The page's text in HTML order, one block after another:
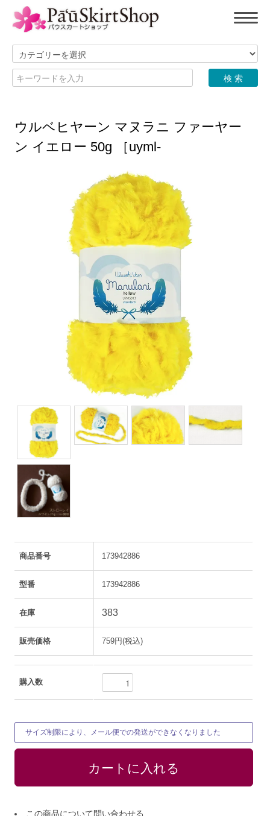
ウルベヒヤーン マヌラニ ファーヤー
ン イエロー 50g ［uyml-
商品番号 173942886
型番 173942886
在庫 383
販売価格 759円(税込)
購入数
サイズ制限により、メール便での発送ができなくなりました
この商品について問い合わせる